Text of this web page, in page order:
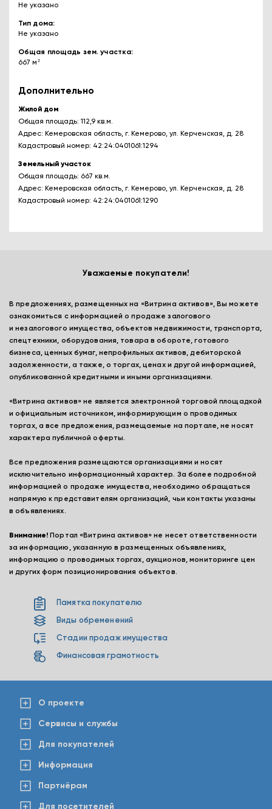
Не указано
Тип дома
Не указано
Общая площадь зем. участка
667 м²
Дополнительно
Жилой дом
Общая площадь: 112,9 кв.м.
Адрес: Кемеровская область, г. Кемерово, ул. Керченская, д. 28
Кадастровый номер: 42:24:0401061:1294
Земельный участок
Общая площадь: 667 кв.м.
Адрес: Кемеровская область, г. Кемерово, ул. Керченская, д. 28
Кадастровый номер: 42:24:0401061:1290
Уважаемые покупатели!
В предложениях, размещенных на «Витрина активов», Вы можете
ознакомиться с информацией о продаже залогового
и незалогового имущества, объектов недвижимости, транспорта,
спецтехники, оборудования, товара в обороте, готового
бизнеса, ценных бумаг, непрофильных активов, дебиторской
задолженности, а также, о торгах, ценах и другой информацией,
опубликованной кредитными и иными организациями.
«Витрина активов» не является электронной торговой площадкой
и официальным источником, информирующим о проводимых
торгах, а все предложения, размещаемые на портале, не носят
характера публичной оферты.
Все предложения размещаются организациями и носят
исключительно информационный характер. За более подробной
информацией о продаже имущества, необходимо обращаться
напрямую к представителям организаций, чьи контакты указаны
в объявлениях.
Внимание! Портал «Витрина активов» не несет ответственности
за информацию, указанную в размещенных объявлениях,
информацию о проводимых торгах, аукционов, мониторинге цен
и других форм позиционирования объектов.
Памятка покупателю
Виды обременений
Стадии продаж имущества
Финансовая грамотность
О проекте
Сервисы и службы
Для покупателей
Информация
Партнёрам
Для посетителей